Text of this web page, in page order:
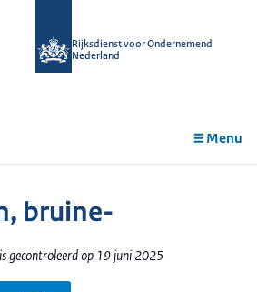
Rijksdienst voor Ondernemend
Nederland
Menu
bruine-
gecontroleerd op 19 juni 2025